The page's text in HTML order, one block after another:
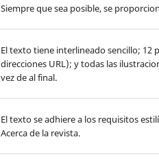
Siempre que sea posible, se
El texto tiene interlineado sencillo; 12
direcciones URL); y todas las
vez de al final.
El texto se adhiere a los requisitos
Acerca de la revista.